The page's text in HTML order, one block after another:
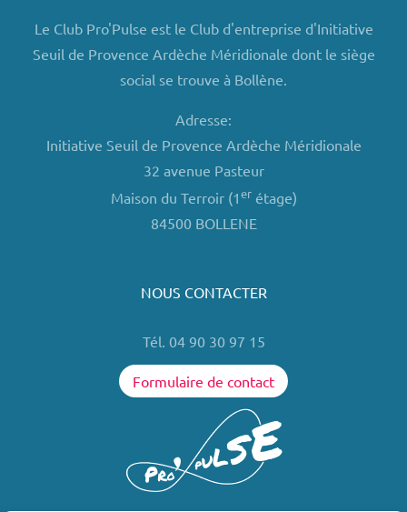
Le Club Pro'Pulse est le Club d'entreprise d'Initiative
Seuil de Provence Ardèche Méridionale dont le siège
social se trouve à Bollène.
Adresse:
Initiative Seuil de Provence Ardèche Méridionale
32 avenue Pasteur
Maison du Terroir (1erétage)
84500 BOLLENE
NOUS CONTACTER
Tél. 04 90 30 97 15
Formulaire de contact